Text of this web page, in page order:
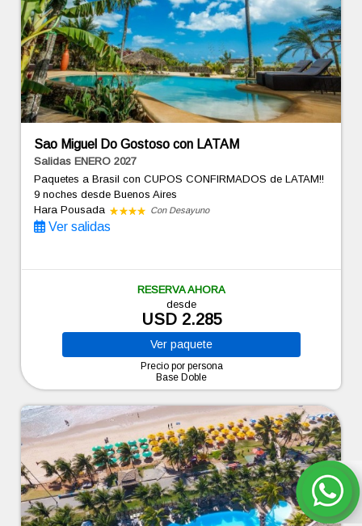
Sao Miguel Do Gostoso con LATAM
Salidas ENERO 2027
Paquetes a Brasil con CUPOS CONFIRMADOS de LATAM!!
9 nochesdesde Buenos Aires
Hara Pousada
Con Desayuno
Ver salidas
RESERVA AHORA
desde
USD 2.285
Ver paquete
Precio por persona
Base Doble